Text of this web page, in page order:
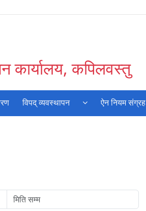
कार्यालय, कपिलवस्तु
विपद् व्यवस्थापन ऐन नियम संग्रह